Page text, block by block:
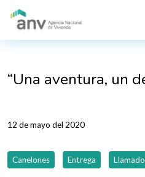
Pasar al contenido principal
“Una aventura, un
12 de mayo del 2020
Canelones Entrega